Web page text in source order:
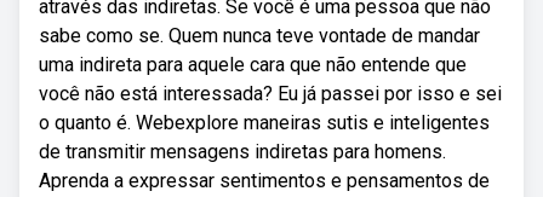
através das indiretas. Se você é uma pessoa que não
sabe como se. Quem nunca teve vontade de mandar
uma indireta para aquele cara que não entende que
você não está interessada? Eu já passei por isso e sei
o quanto é. Webexplore maneiras sutis e inteligentes
de transmitir mensagens indiretas para homens.
Aprenda a expressar sentimentos e pensamentos de